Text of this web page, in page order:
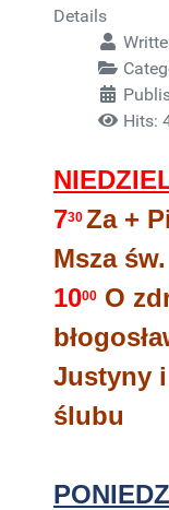
Details
Hits:
730 Za +
Msza
1000 O
Justyny
ślubu